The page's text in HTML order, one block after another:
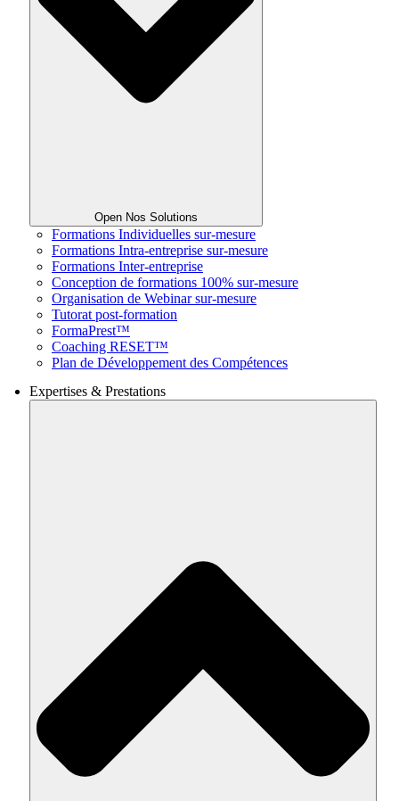
Open Nos Solutions
Formations Individuelles sur-mesure
Formations Intra-entreprise sur-mesure
Formations Inter-entreprise
Conception de formations 100% sur-mesure
Organisation de Webinar sur-mesure
Tutorat post-formation
FormaPrest™
Coaching RESET™
Plan de Développement des Compétences
Expertises & Prestations